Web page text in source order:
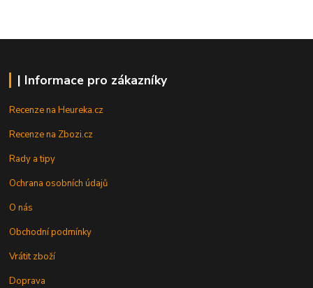
| Informace pro zákazníky
Recenze na Heureka.cz
Recenze na Zbozi.cz
Rady a tipy
Ochrana osobních údajů
O nás
Obchodní podmínky
Vrátit zboží
Doprava